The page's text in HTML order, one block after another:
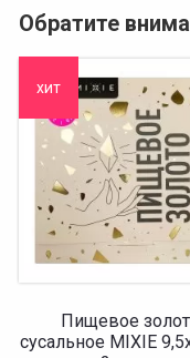
Обратите
хит
Пищевое
сусальное MIXIE